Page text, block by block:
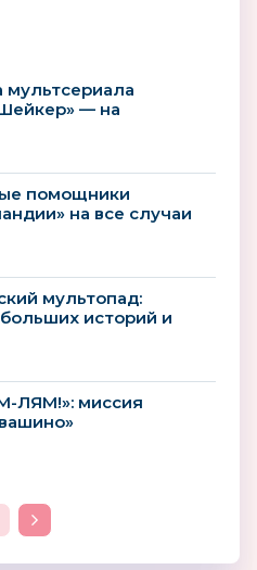
мультсериала
— на
помощники
на все случаи
мультопад:
историй и
ЛЯМ!»: миссия